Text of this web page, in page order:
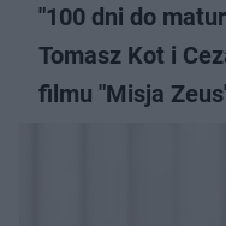
"100 dni do
Tomasz Kot i
filmu "Misja